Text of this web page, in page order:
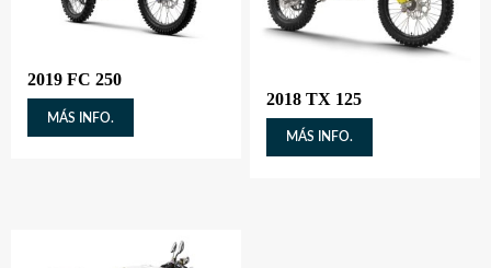
2019 FC 250
MÁS INFO.
2018 TX 125
MÁS INFO.